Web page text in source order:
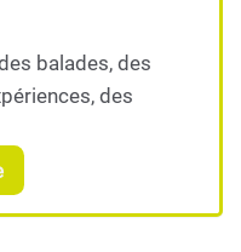
balades, des
des